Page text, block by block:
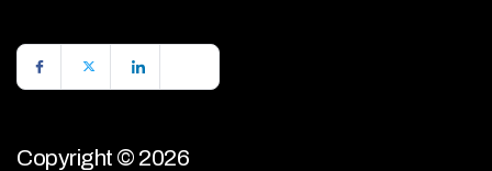
Copyright © 2026